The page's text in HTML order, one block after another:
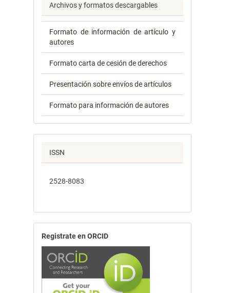
Archivos y formatos descargables
Formato de información de artículo y
autores
Formato carta de cesión de derechos
Presentación sobre envíos de artículos
Formato para información de autores
ISSN
2528-8083
Registrate en ORCID